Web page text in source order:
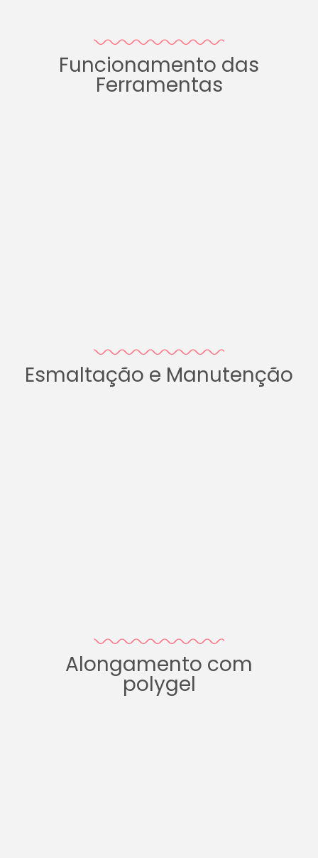
Funcionamento das
Ferramentas
Esmaltação e Manutenção
Alongamento com
polygel